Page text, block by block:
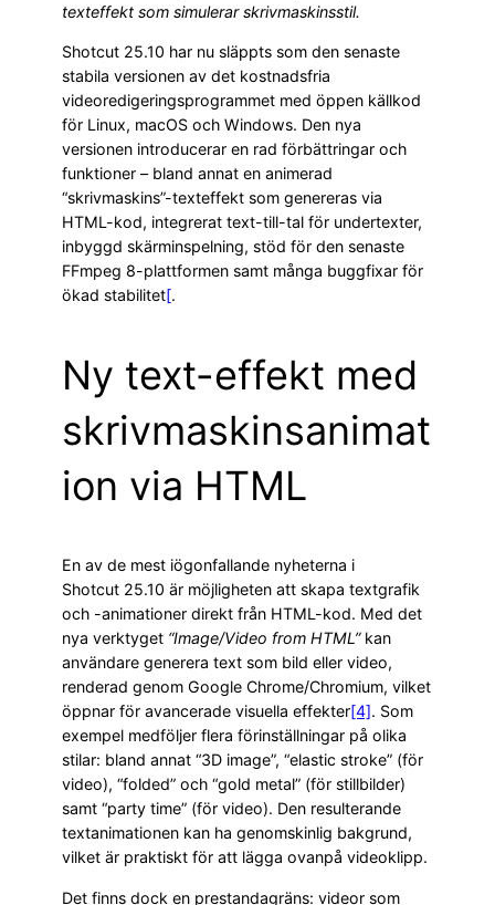
texteffekt som simulerar skrivmaskinsstil.
Shotcut 25.10 har nu släppts som den senaste
stabila versionen av det kostnadsfria
videoredigeringsprogrammet med öppen källkod
för Linux, macOS och Windows. Den nya
versionen introducerar en rad förbättringar och
funktioner – bland annat en animerad
“skrivmaskins”-texteffekt som genereras via
HTML-kod, integrerat text-till-tal för undertexter,
inbyggd skärminspelning, stöd för den senaste
FFmpeg 8-plattformen samt många buggfixar för
ökad stabilitet[.
Ny text-effekt med
skrivmaskinsanimat
ion via HTML
En av de mest iögonfallande nyheterna i
Shotcut 25.10 är möjligheten att skapa textgrafik
och -animationer direkt från HTML-kod. Med det
nya verktyget “Image/Video from HTML”kan
användare generera text som bild eller video,
renderad genom Google Chrome/Chromium, vilket
öppnar för avancerade visuella effekter[4]. Som
exempel medföljer flera förinställningar på olika
stilar: bland annat “3D image”, “elastic stroke” (för
video), “folded” och “gold metal” (för stillbilder)
samt “party time” (för video). Den resulterande
textanimationen kan ha genomskinlig bakgrund,
vilket är praktiskt för att lägga ovanpå videoklipp.
Det finns dock en prestandagräns: videor som